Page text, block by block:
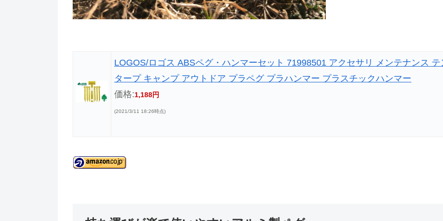
LOGOS/ロゴス ABSペグ・ハンマーセット 71998501 アクセサリ メンテナンス テ
タープ キャンプ アウトドア プラペグ プラハンマー プラスチックハンマー
価格:1,188円
(2021/3/11 18:26時点)